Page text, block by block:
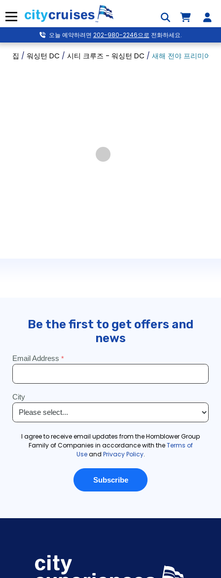
건
메뉴
오늘 예약하려면 202-980-2246으로 전화하세요.
집 / 워싱턴 DC / 시티 크루즈 - 워싱턴 DC / 새해 전야 프리미어